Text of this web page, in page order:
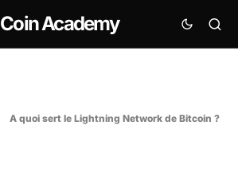
Coin Academy
A quoi sert le Lightning Network de Bitcoin ?